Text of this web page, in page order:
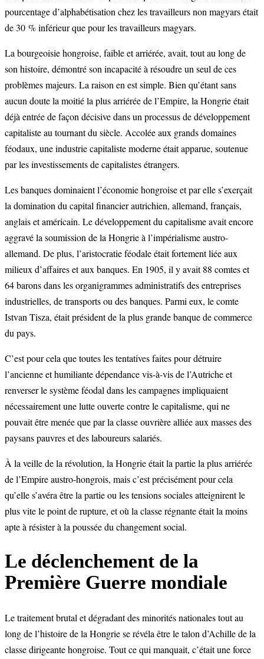
pourcentage d’alphabétisation chez les travailleurs non magyars était
de 30 % inférieur que pour les travailleurs magyars.
La bourgeoisie hongroise, faible et arriérée, avait, tout au long de
son histoire, démontré son incapacité à résoudre un seul de ces
problèmes majeurs. La raison en est simple. Bien qu’étant sans
aucun doute la moitié la plus arriérée de l’Empire, la Hongrie était
déjà entrée de façon décisive dans un processus de développement
capitaliste au tournant du siècle. Accolée aux grands domaines
féodaux, une industrie capitaliste moderne était apparue, soutenue
par les investissements de capitalistes étrangers.
Les banques dominaient l’économie hongroise et par elle s’exerçait
la domination du capital financier autrichien, allemand, français,
anglais et américain. Le développement du capitalisme avait encore
aggravé la soumission de la Hongrie à l’impérialisme austro-
allemand. De plus, l’aristocratie féodale était fortement liée aux
milieux d’affaires et aux banques. En 1905, il y avait 88 comtes et
64 barons dans les organigrammes administratifs des entreprises
industrielles, de transports ou des banques. Parmi eux, le comte
Istvan Tisza, était président de la plus grande banque de commerce
du pays.
C’est pour cela que toutes les tentatives faites pour détruire
l’ancienne et humiliante dépendance vis-à-vis de l’Autriche et
renverser le système féodal dans les campagnes impliquaient
nécessairement une lutte ouverte contre le capitalisme, qui ne
pouvait être menée que par la classe ouvrière alliée aux masses des
paysans pauvres et des laboureurs salariés.
À la veille de la révolution, la Hongrie était la partie la plus arriérée
de l’Empire austro-hongrois, mais c’est précisément pour cela
qu’elle s’avéra être la partie ou les tensions sociales atteignirent le
plus vite le point de rupture, et où la classe régnante était la moins
apte à résister à la poussée du changement social.
Le déclenchement de la
Première Guerre mondiale
Le traitement brutal et dégradant des minorités nationales tout au
long de l’histoire de la Hongrie se révéla être le talon d’Achille de la
classe dirigeante hongroise. Tout ce qui manquait, c’était une force